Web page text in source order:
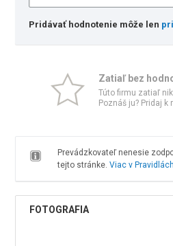
Pridávať hodnotenie môže len
Zatiaľ bez
Túto firmu zatiaľ
Poznáš ju? Pridaj
Prevádzkovateľ nenesie
tejto stránke. Viac v Pravidlách
FOTOGRAFIA